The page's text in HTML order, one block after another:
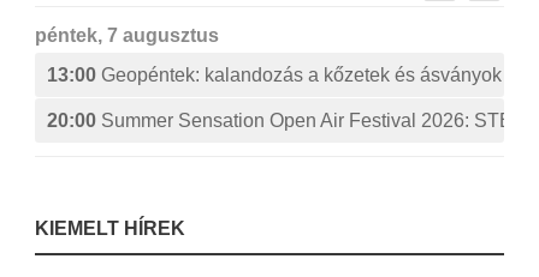
péntek, 7 augusztus
13:00 Geopéntek: kalandozás a kőzetek és ásványok
20:00 Summer Sensation Open Air Festival 2026:
KIEMELT HÍREK